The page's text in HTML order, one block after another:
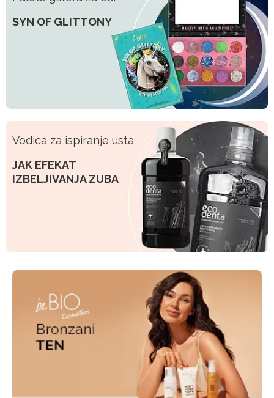
SYN OF GLITTONY
Vodica za ispiranje usta
JAK EFEKAT
IZBELJIVANJA ZUBA